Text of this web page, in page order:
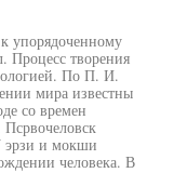
упорядоченному
Процесс творения
По П. И.
мира известны
со времен
эрзи и мокши
человека. В